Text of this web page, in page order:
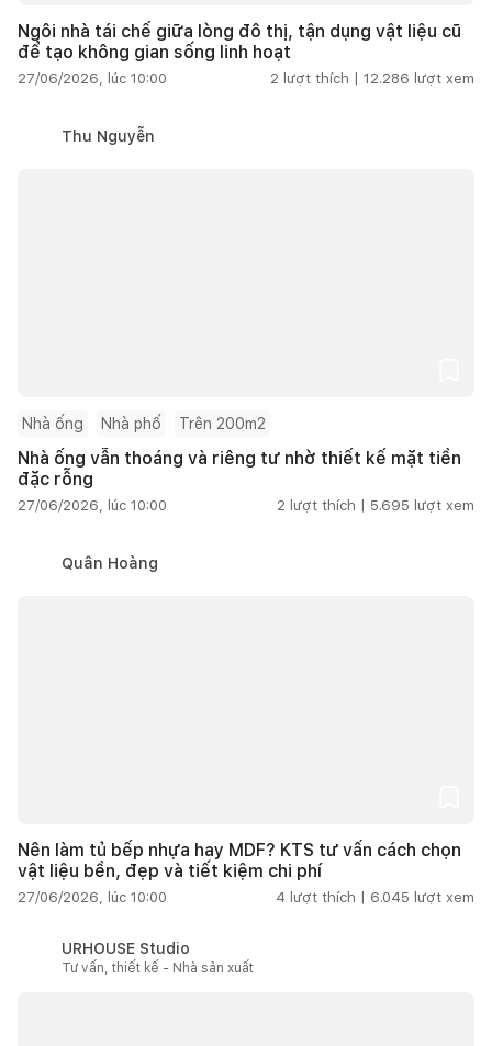
Ngôi nhà tái chế giữa lòng đô thị, tận dụng vật liệu cũ
để tạo không gian sống linh hoạt
27/06/2026, lúc 10:00 2 lượt thích | 12.286 lượt xem
Thu Nguyễn
Nhà ống Nhà phố Trên 200m2
Nhà ống vẫn thoáng và riêng tư nhờ thiết kế mặt tiền
đặc rỗng
27/06/2026, lúc 10:00 2 lượt thích | 5.695 lượt xem
Quân Hoàng
Nên làm tủ bếp nhựa hay MDF? KTS tư vấn cách chọn
vật liệu bền, đẹp và tiết kiệm chi phí
27/06/2026, lúc 10:00 4 lượt thích | 6.045 lượt xem
URHOUSE Studio
Tư vấn, thiết kế - Nhà sản xuất